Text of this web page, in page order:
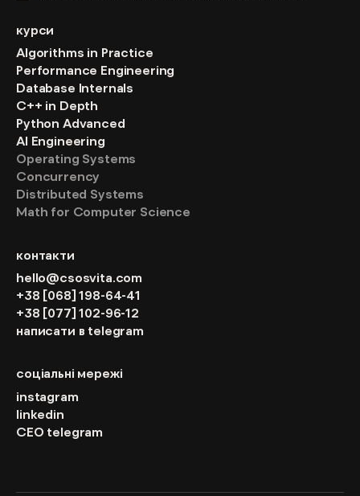
курси
Algorithms in Practice
Performance Engineering
Database Internals
C++ in Depth
Python Advanced
AI Engineering
Operating Systems
Concurrency
Distributed Systems
Math for Computer Science
контакти
hello@csosvita.com
+38 [068] 198-64-41
+38 [077] 102-96-12
написати в telegram
соціальні мережі
instagram
linkedin
CEO telegram